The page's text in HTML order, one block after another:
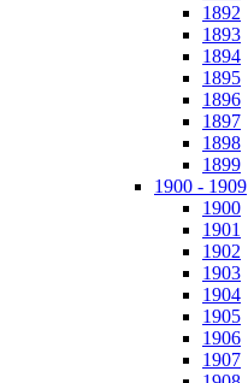
1892
1893
1894
1895
1896
1897
1898
1899
1900 - 1909
1900
1901
1902
1903
1904
1905
1906
1907